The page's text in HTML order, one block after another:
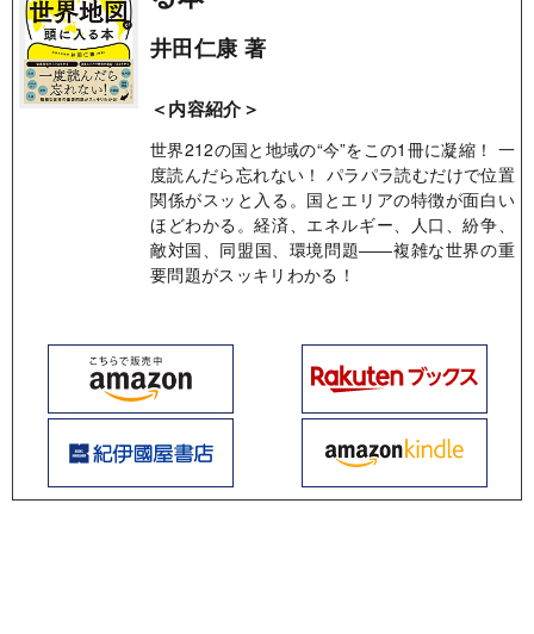
井田仁康 著
＜内容紹介＞
世界212の国と地域の“今”をこの1冊に凝縮！ 一
度読んだら忘れない！ パラパラ読むだけで位置
関係がスッと入る。国とエリアの特徴が面白い
ほどわかる。経済、エネルギー、人口、紛争、
敵対国、同盟国、環境問題――複雑な世界の重
要問題がスッキリわかる！